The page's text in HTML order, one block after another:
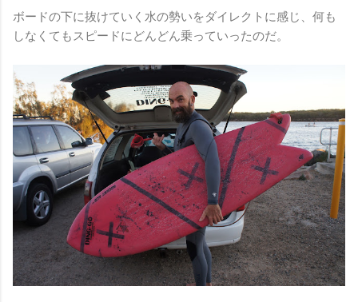
ボードの下に抜けていく水の勢いをダイレクトに感じ、何も
しなくてもスピードにどんどん乗っていったのだ。